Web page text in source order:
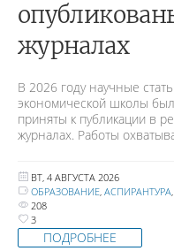
журналах
В 2026 году научные
экономической школы
приняты к публикации в
журналах. Работы
ВТ, 4 АВГУСТА 2026
ОБРАЗОВАНИЕ, АСПИРАНТУРА,
208
3
ПОДРОБНЕЕ